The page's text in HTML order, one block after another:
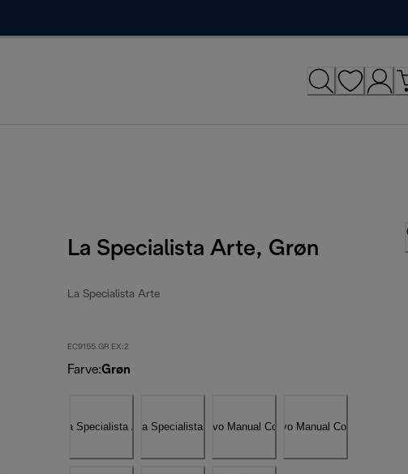
La Specialista Arte, Grøn
La Specialista Arte
EC9155.GR EX:2
Farve:Grøn